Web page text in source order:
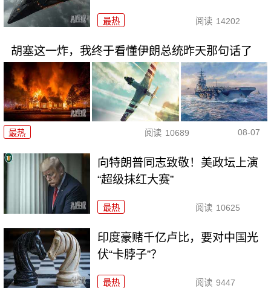
最热 阅读 14202
胡塞这一炸，我终于看懂伊朗总统昨天那句话了
最热 阅读 10689 08-07
向特朗普同志致敬！美政坛上演
“超级抹红大赛”
最热 阅读 10625
印度豪赌千亿卢比，要对中国光
伏“卡脖子”？
最热 阅读 9447